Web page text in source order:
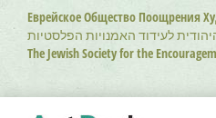
Перейти
основному
содержанию
Еврейское Общество Поощрения
לעידוד האמנויות הפלסטיות
The Jewish Society for the